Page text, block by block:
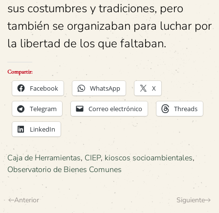
sus costumbres y tradiciones, pero
también se organizaban para luchar por
la libertad de los que faltaban.
Compartir:
Facebook WhatsApp X
Telegram Correo electrónico Threads
LinkedIn
Caja de Herramientas, CIEP, kioscos socioambientales,
Observatorio de Bienes Comunes
Anterior Siguiente